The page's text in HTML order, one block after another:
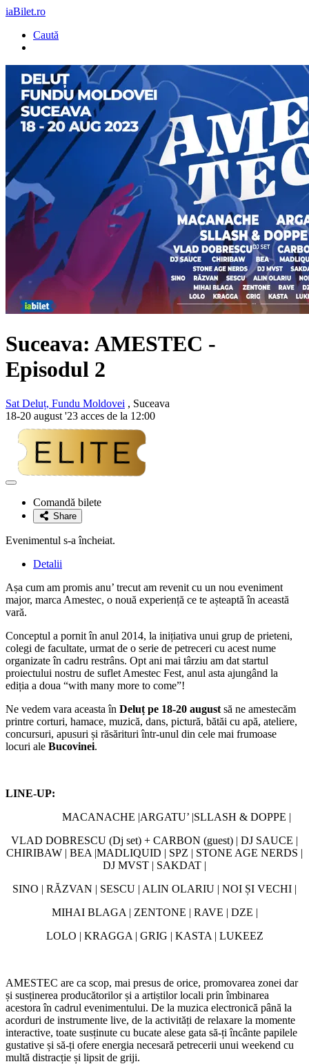
iaBilet.ro
Caută
Suceava: AMESTEC -
Episodul 2
Sat Deluț, Fundu Moldovei , Suceava
18-20 august '23 acces de la 12:00
Adaugă
favoriteComandă bilete
Share
Evenimentul s-a încheiat.
Detalii
Așa cum am promis anu’ trecut am revenit cu un nou eveniment
major, marca Amestec, o nouă experiență ce te așteaptă în această
vară.
Conceptul a pornit în anul 2014, la inițiativa unui grup de prieteni,
colegi de facultate, urmat de o serie de petreceri cu acest nume
organizate în cadru restrâns. Opt ani mai târziu am dat startul
proiectului nostru de suflet Amestec Fest, anul asta ajungând la
ediția a doua “with many more to come”!
Ne vedem vara aceasta în Deluț pe 18-20 august să ne amestecăm
printre corturi, hamace, muzică, dans, pictură, bătăi cu apă, ateliere,
concursuri, apusuri și răsărituri într-unul din cele mai frumoase
locuri ale Bucovinei.
LINE-UP:
MACANACHE |ARGATU’ |SLLASH & DOPPE |
VLAD DOBRESCU (Dj set) + CARBON (guest) | DJ SAUCE |
CHIRIBAW | BEA |MADLIQUID | SPZ | STONE AGE NERDS |
DJ MVST | SAKDAT |
SINO | RĂZVAN | SESCU | ALIN OLARIU | NOI ȘI VECHI |
MIHAI BLAGA | ZENTONE | RAVE | DZE |
LOLO | KRAGGA | GRIG | KASTA | LUKEEZ
AMESTEC are ca scop, mai presus de orice, promovarea zonei dar
și susținerea producătorilor și a artiștilor locali prin îmbinarea
acestora în cadrul evenimentului. De la muzica electronică până la
acorduri de instrumente live, de la activități de relaxare la momente
interactive, toate susținute cu bucate alese gata să-ți încânte papilele
gustative și să-ți ofere energia necesară petrecerii unui weekend cu
multă distracție și lipsit de griji.